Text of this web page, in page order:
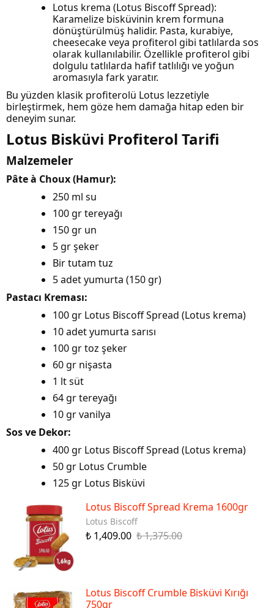
Lotus krema (Lotus Biscoff Spread):
Karamelize bisküvinin krem formuna
dönüştürülmüş halidir. Pasta, kurabiye,
cheesecake veya profiterol gibi tatlılarda sos
olarak kullanılabilir. Özellikle profiterol gibi
dolgulu tatlılarda hafif tatlılığı ve yoğun
aromasıyla fark yaratır.
Bu yüzden klasik profiterolü Lotus lezzetiyle
birleştirmek, hem göze hem damağa hitap eden bir
deneyim sunar.
Lotus Bisküvi Profiterol Tarifi
Malzemeler
Pâte à Choux (Hamur):
250 ml su
100 gr tereyağı
150 gr un
5 gr şeker
Bir tutam tuz
5 adet yumurta (150 gr)
Pastacı Kreması:
100 gr Lotus Biscoff Spread (Lotus krema)
10 adet yumurta sarısı
100 gr toz şeker
60 gr nişasta
1 lt süt
64 gr tereyağı
10 gr vanilya
Sos ve Dekor:
400 gr Lotus Biscoff Spread (Lotus krema)
50 gr Lotus Crumble
125 gr Lotus Bisküvi
Lotus Biscoff Spread Krema 1600gr
Lotus Biscoff
₺ 1,409.00 ₺ 1,375.00
Lotus Biscoff Crumble Bisküvi Kırığı
750gr